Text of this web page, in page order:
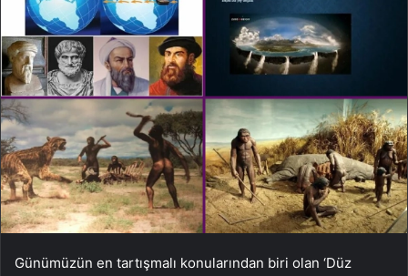
Günümüzün en tartışmalı konularından biri olan ‘Düz